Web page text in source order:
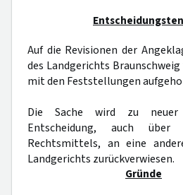
Auf die Revisionen der
des Landgerichts Braunschweig
mit den Feststellungen
Die Sache wird zu neuer
Entscheidung, auch
Rechtsmittels, an eine
Landgerichts zurückverwiesen.
Gründe